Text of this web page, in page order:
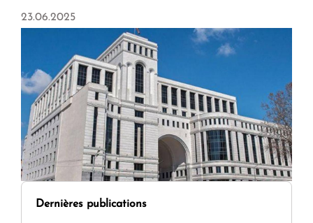
23.06.2025
Dernières publications